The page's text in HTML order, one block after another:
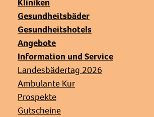
Gesundheitsbäder
Gesundheitshotels
Angebote
Information und Service
Landesbädertag 2026
Ambulante Kur
Prospekte
Gutscheine